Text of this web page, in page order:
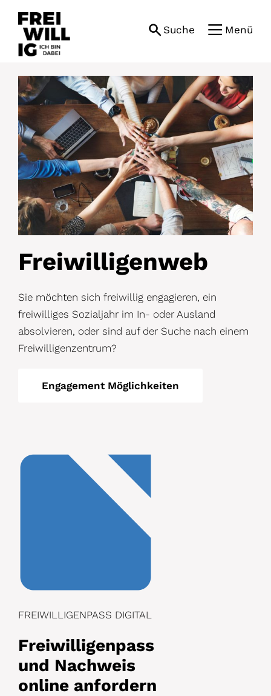
content
Suche Menü
Freiwilligenweb
Sie möchten sich freiwillig engagieren, ein
freiwilliges Sozialjahr im In- oder Ausland
absolvieren, oder sind auf der Suche nach einem
Freiwilligenzentrum?
Engagement Möglichkeiten
FREIWILLIGENPASS DIGITAL
Freiwilligenpass
und Nachweis
online anfordern